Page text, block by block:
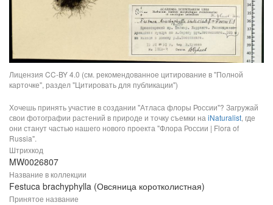
Лицензия CC-BY 4.0 (см. рекомендованное цитирование в "Полной
карточке", раздел "Цитировать для публикации")
Хочешь принять участие в создании "Атласа флоры России"? Загружай
свои фотографии растений в природе и точку съемки на iNaturalist, где
они станут частью нашего нового проекта "Флора России | Flora of
Russia".
Штрихкод
MW0026807
Название в коллекции
Festuca brachyphylla (Овсяница коротколистная)
Принятое название